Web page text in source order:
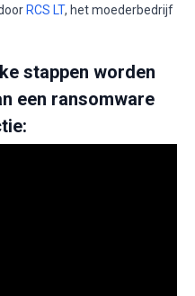
RCS LT, het moederbedrijf
stappen worden
een ransomware